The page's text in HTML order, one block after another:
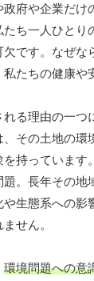
府や企業だけ
ち一人ひとり
欠です。なぜな
たちの健康や
る理由の一つ
、その土地の環
を持っています
。長年その地
生態系への影
せん。
環境問題への意